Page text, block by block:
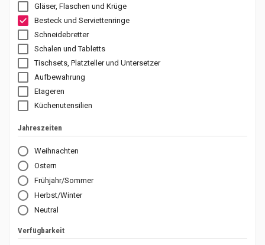
Gläser, Flaschen und Krüge
Besteck und Serviettenringe
Schneidebretter
Schalen und Tabletts
Tischsets, Platzteller und Untersetzer
Aufbewahrung
Etageren
Küchenutensilien
Jahreszeiten
Weihnachten
Ostern
Frühjahr/Sommer
Herbst/Winter
Neutral
Verfügbarkeit